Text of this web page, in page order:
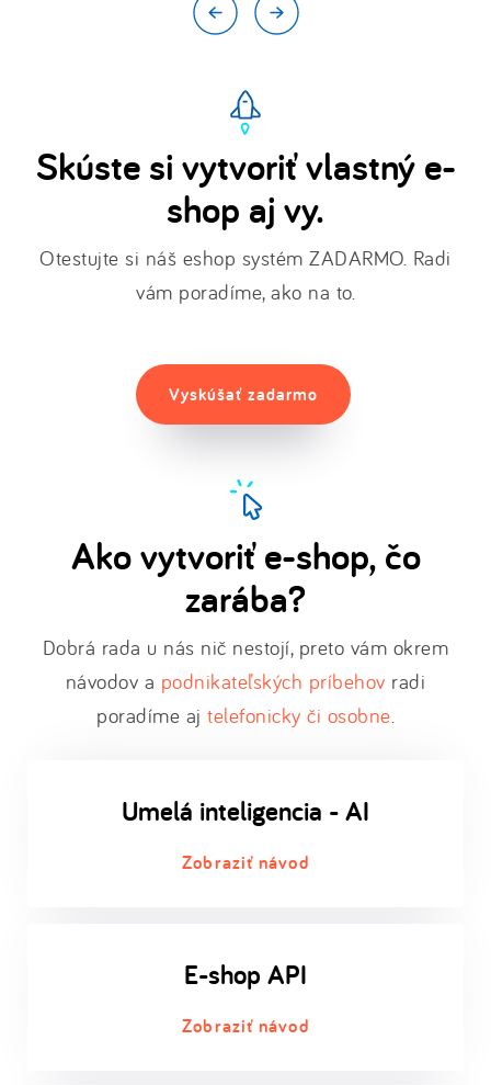
Skúste si vytvoriť vlastný e-
shop aj vy.
Otestujte si náš eshop systém ZADARMO. Radi
vám poradíme, ako na to.
Vyskúšať zadarmo
Ako vytvoriť e-shop, čo
zarába?
Dobrá rada u nás nič nestojí, preto vám okrem
návodov a podnikateľských príbehov radi
poradíme aj telefonicky či osobne.
Umelá inteligencia - AI
Zobraziť návod
E-shop API
Zobraziť návod